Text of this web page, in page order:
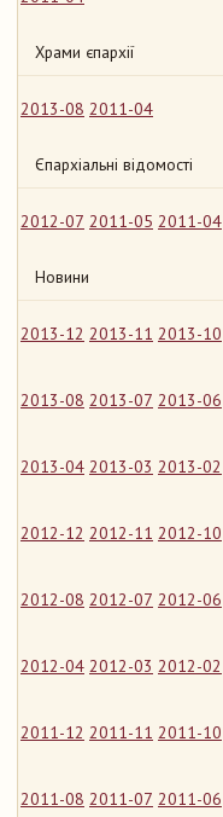
Храми єпархії
2013-08 2011-04
Єпархіальні відомості
2012-07 2011-05 2011-04
Новини
2013-12 2013-11 2013-10
2013-08 2013-07 2013-06
2013-04 2013-03 2013-02
2012-12 2012-11 2012-10
2012-08 2012-07 2012-06
2012-04 2012-03 2012-02
2011-12 2011-11 2011-10
2011-08 2011-07 2011-06